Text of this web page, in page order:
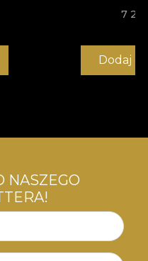
materiału,
7
Dodaj
NASZEGO